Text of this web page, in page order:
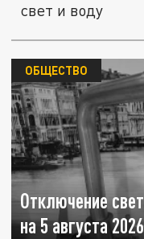
свет и воду
Отключение
на 5 августа
ОБЩЕСТВО